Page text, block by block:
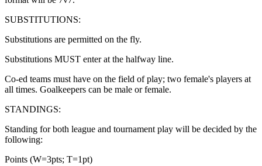
SUBSTITUTIONS:​​​​‌ ‍ ​‍​‍‌‍ ‌ ​‍‌‍‍‌‌‍‌ ‌‍‍‌‌‍ ‍​‍​‍​ ‍‍​‍​‍‌ ​ ‌‍​‌‌‍ ‍‌‍‍‌‌ ‌​‌ ‍‌​‍ ‍‌‍‍‌‌‍ ​‍​‍​‍ ​​‍​‍‌‍‍​‌ ​‍‌‍‌‌‌‍‌‍​‍​‍​ ‍‍​‍​‍‌‍‍​‌ ‌​‌ ‌​‌ ​​‌ ​ ​ ‍‍​‍ ​‍ ‌‍​ ‌‍‍​‌‍‌‌‌‍ ​‌ ​ ‌‍‌‌‌‍​‌‌ ​​‌‍‍‌‌‍‌‌‌ ​‍‌ ​ ​‍ ‍‌ ​ ‌‍​‌‌‍ ‍‌‍‍‌‌ ‌​‌ ‍‌​‍ ‍‌ ​ ‌ ‌​‌ ‌‌‌‍‌​‌‍‍‌‌‍ ​‍ ‌‍‍‌‌‍ ‍‌ ‌​‌‍‌‌‌‍ ‍‌ ‌​​‍ ‌‍‌‌‌‍‌​‌‍‍‌‌ ‌​​‍ ‌‍ ‌‌‍ ‌‍‌​‌‍‌‌​ ‌‌ ​​‌ ​‍‌‍‌‌‌ ​ ‌‍‌‌‌‍ ‍‌ ‌​‌‍​‌‌ ‌​‌‍‍‌‌‍ ‌‍ ‍​ ‍ ‌‍‍‌‌‍‌​​ ‌‌‍​‍​ ‌‌​ ‍​​ ‍‌​ ​‌​ ‍​‌‍‌‍​ ‍​​‍ ‌‌‍​‌‌‍​ ​ ‍​​ ‌​​‍ ‌​ ‌​​ ‌ ‌‍​‍​ ​‌​‍ ‌​ ‍​​ ​​​ ‌‌‌‍‌​​‍ ‌​ ​​​ ‌ ​ ​‌‌‍‌‍​ ​‌​ ‌‌​ ‍​​ ‍‌​ ‍​​ ‌‌​ ‌‌​ ​​​ ‍ ‌ ‌​‌ ‍‌‌ ​​‌‍‌‌​ ‌‌‍‌‍‌‍​‌‌ ​‌​ ‍ ‌ ​​‌‍​‌‌ ‌​‌‍‍​​ ‌‌ ​‍‌‍‍‌‌‍​ ‌‍‍​‌‌‌​‌‍‌‌‌ ‍​‌ ‌​​‍‌‌​ ‌‌‌​​‍‌‌ ‌‍‍ ‌‍‌‌‌ ‍‌​‍‌‌​ ​ ‌​‌​​‍‌‌​ ​ ‌​‌​​‍‌‌​ ​‍​ ​‍​ ‌‌​ ‌​​ ‌‍‌‍‌‌‌‍​‌‌‍​ ​ ‌‍‌‍​ ‌‍​‌​ ​ ​ ‌​‌‍‌‍​‍‌‌​ ​‍​ ​‍​‍‌‌​ ‌‌‌​‌​​‍ ‍‌‍​ ‌‍‍​‌‍‍‌‌‍ ​‌‍‌​‌ ​‍‌‍‌‌‌‍ ‍​‍‌‌​ ‌‌‌​​‍‌‌ ‌‍‍ ‌‍‌‌‌ ‍‌​‍‌‌​ ​ ‌​‌​​‍‌‌​ ​ ‌​‌​​‍‌‌​ ​‍​ ​‍‌‍​‌‌‍‌‍‌‍‌‌‌‍​‌​ ‍​‌‍‌‍‌‍‌‌​ ‌‌​ ‌‍‌‍‌​‌‍‌‌​ ‍‌​‍‌‌​ ​‍​ ​‍​‍‌‌​ ‌‌‌​‌​​‍ ‍‌ ‌​‌‍‌‌‌ ‍​‌ ‌​​ ‌‍​‍‌‍​‌‌ ​ ‌‍‌‌‌‌‌‌‌ ​‍‌‍ ​​ ‌‌‍‍​‌ ‌​‌ ‌​‌ ​​‌ ​ ​‍‌‌​ ​ ‌​​‌​‍‌‌​ ​‍‌​‌‍​‍‌‌​ ​‍‌​‌‍‌‍​ ‌‍‍​‌‍‌‌‌‍ ​‌ ​ ‌‍‌‌‌‍​‌‌ ​​‌‍‍‌‌‍‌‌‌ ​‍‌ ​ ​‍ ‍‌ ​ ‌‍​‌‌‍ ‍‌‍‍‌‌ ‌​‌ ‍‌​‍ ‍‌ ​ ‌ ‌​‌ ‌‌‌‍‌​‌‍‍‌‌‍ ​‍‌‍‌‍‍‌‌‍‌​​ ‌‌‍​‍​ ‌‌​ ‍​​ ‍‌​ ​‌​ ‍​‌‍‌‍​ ‍​​‍ ‌‌‍​‌‌‍​ ​ ‍​​ ‌​​‍ ‌​ ‌​​ ‌ ‌‍​‍​ ​‌​‍ ‌​ ‍​​ ​​​ ‌‌‌‍‌​​‍ ‌​ ​​​ ‌ ​ ​‌‌‍‌‍​ ​‌​ ‌‌​ ‍​​ ‍‌​ ‍​​ ‌‌​ ‌‌​ ​​​‍‌‍‌ ‌​‌ ‍‌‌ ​​‌‍‌‌​ ‌‌‍‌‍‌‍​‌‌ ​‌​‍‌‍‌ ​​‌‍​‌‌ ‌​‌‍‍​​ ‌‌ ​‍‌‍‍‌‌‍​ ‌‍‍​‌‌‌​‌‍‌‌‌ ‍​‌ ‌​​‍‌‌​ ‌‌‌​​‍‌‌ ‌‍‍ ‌‍‌‌‌ ‍‌​‍‌‌​ ​ ‌​‌​​‍‌‌​ ​ ‌​‌​​‍‌‌​ ​‍​ ​‍​ ‌‌​ ‌​​ ‌‍‌‍‌‌‌‍​‌‌‍​ ​ ‌‍‌‍​ ‌‍​‌​ ​ ​ ‌​‌‍‌‍​‍‌‌​ ​‍​ ​‍​‍‌‌​ ‌‌‌​‌​​‍ ‍‌‍​ ‌‍‍​‌‍‍‌‌‍ ​‌‍‌​‌ ​‍‌‍‌‌‌‍ ‍​‍‌‌​ ‌‌‌​​‍‌‌ ‌‍‍ ‌‍‌‌‌ ‍‌​‍‌‌​ ​ ‌​‌​​‍‌‌​ ​ ‌​‌​​‍‌‌​ ​‍​ ​‍‌‍​‌‌‍‌‍‌‍‌‌‌‍​‌​ ‍​‌‍‌‍‌‍‌‌​ ‌‌​ ‌‍‌‍‌​‌‍‌‌​ ‍‌​‍‌‌​ ​‍​ ​‍​‍‌‌​ ‌‌‌​‌​​‍ ‍‌ ‌​‌‍‌‌‌ ‍​‌ ‌​​‍‌‍‌ ​​‌‍‌‌‌ ​‍‌ ​ ‌ ​​‌‍‌‌‌‍​ ‌ ‌​‌‍‍‌‌ ‌‍‌‍‌‌​ ‌‌ ​​‌ ‌‌‌‍​‍‌‍ ​‌‍‍‌‌ ​ ‌‍‍​‌‍‌‌‌‍‌​​‍​‍‌ ‌
Substitutions are permitted on the fly.​​​​‌ ‍ ​‍​‍‌‍ ‌ ​‍‌‍‍‌‌‍‌ ‌‍‍‌‌‍ ‍​‍​‍​ ‍‍​‍​‍‌ ​ ‌‍​‌‌‍ ‍‌‍‍‌‌ ‌​‌ ‍‌​‍ ‍‌‍‍‌‌‍ ​‍​‍​‍ ​​‍​‍‌‍‍​‌ ​‍‌‍‌‌‌‍‌‍​‍​‍​ ‍‍​‍​‍‌‍‍​‌ ‌​‌ ‌​‌ ​​‌ ​ ​ ‍‍​‍ ​‍ ‌‍​ ‌‍‍​‌‍‌‌‌‍ ​‌ ​ ‌‍‌‌‌‍​‌‌ ​​‌‍‍‌‌‍‌‌‌ ​‍‌ ​ ​‍ ‍‌ ​ ‌‍​‌‌‍ ‍‌‍‍‌‌ ‌​‌ ‍‌​‍ ‍‌ ​ ‌ ‌​‌ ‌‌‌‍‌​‌‍‍‌‌‍ ​‍ ‌‍‍‌‌‍ ‍‌ ‌​‌‍‌‌‌‍ ‍‌ ‌​​‍ ‌‍‌‌‌‍‌​‌‍‍‌‌ ‌​​‍ ‌‍ ‌‌‍ ‌‍‌​‌‍‌‌​ ‌‌ ​​‌ ​‍‌‍‌‌‌ ​ ‌‍‌‌‌‍ ‍‌ ‌​‌‍​‌‌ ‌​‌‍‍‌‌‍ ‌‍ ‍​ ‍ ‌‍‍‌‌‍‌​​ ‌‌‍​‍​ ‌‌​ ‍​​ ‍‌​ ​‌​ ‍​‌‍‌‍​ ‍​​‍ ‌‌‍​‌‌‍​ ​ ‍​​ ‌​​‍ ‌​ ‌​​ ‌ ‌‍​‍​ ​‌​‍ ‌​ ‍​​ ​​​ ‌‌‌‍‌​​‍ ‌​ ​​​ ‌ ​ ​‌‌‍‌‍​ ​‌​ ‌‌​ ‍​​ ‍‌​ ‍​​ ‌‌​ ‌‌​ ​​​ ‍ ‌ ‌​‌ ‍‌‌ ​​‌‍‌‌​ ‌‌‍‌‍‌‍​‌‌ ​‌​ ‍ ‌ ​​‌‍​‌‌ ‌​‌‍‍​​ ‌‌ ​‍‌‍‍‌‌‍​ ‌‍‍​‌‌‌​‌‍‌‌‌ ‍​‌ ‌​​‍‌‌​ ‌‌‌​​‍‌‌ ‌‍‍ ‌‍‌‌‌ ‍‌​‍‌‌​ ​ ‌​‌​​‍‌‌​ ​ ‌​‌​​‍‌‌​ ​‍​ ​‍‌‍​ ‌‍‌​​ ‍‌​ ​‍​ ‌‍​ ​‌​ ​​​ ​‌​ ‌​​ ‌​​ ​ ​ ‌ ​‍‌‌​ ​‍​ ​‍​‍‌‌​ ‌‌‌​‌​​‍ ‍‌‍​ ‌‍‍​‌‍‍‌‌‍ ​‌‍‌​‌ ​‍‌‍‌‌‌‍ ‍​‍‌‌​ ‌‌‌​​‍‌‌ ‌‍‍ ‌‍‌‌‌ ‍‌​‍‌‌​ ​ ‌​‌​​‍‌‌​ ​ ‌​‌​​‍‌‌​ ​‍​ ​‍​ ​‍​ ‌‍‌‍‌‍​ ‍‌‌‍‌‌‌‍​‍‌‍​‍‌‍‌‌‌‍‌‌​ ​‍​ ​​​ ​‌​‍‌‌​ ​‍​ ​‍​‍‌‌​ ‌‌‌​‌​​‍ ‍‌ ‌​‌‍‌‌‌ ‍​‌ ‌​​ ‌‍​‍‌‍​‌‌ ​ ‌‍‌‌‌‌‌‌‌ ​‍‌‍ ​​ ‌‌‍‍​‌ ‌​‌ ‌​‌ ​​‌ ​ ​‍‌‌​ ​ ‌​​‌​‍‌‌​ ​‍‌​‌‍​‍‌‌​ ​‍‌​‌‍‌‍​ ‌‍‍​‌‍‌‌‌‍ ​‌ ​ ‌‍‌‌‌‍​‌‌ ​​‌‍‍‌‌‍‌‌‌ ​‍‌ ​ ​‍ ‍‌ ​ ‌‍​‌‌‍ ‍‌‍‍‌‌ ‌​‌ ‍‌​‍ ‍‌ ​ ‌ ‌​‌ ‌‌‌‍‌​‌‍‍‌‌‍ ​‍‌‍‌‍‍‌‌‍‌​​ ‌‌‍​‍​ ‌‌​ ‍​​ ‍‌​ ​‌​ ‍​‌‍‌‍​ ‍​​‍ ‌‌‍​‌‌‍​ ​ ‍​​ ‌​​‍ ‌​ ‌​​ ‌ ‌‍​‍​ ​‌​‍ ‌​ ‍​​ ​​​ ‌‌‌‍‌​​‍ ‌​ ​​​ ‌ ​ ​‌‌‍‌‍​ ​‌​ ‌‌​ ‍​​ ‍‌​ ‍​​ ‌‌​ ‌‌​ ​​​‍‌‍‌ ‌​‌ ‍‌‌ ​​‌‍‌‌​ ‌‌‍‌‍‌‍​‌‌ ​‌​‍‌‍‌ ​​‌‍​‌‌ ‌​‌‍‍​​ ‌‌ ​‍‌‍‍‌‌‍​ ‌‍‍​‌‌‌​‌‍‌‌‌ ‍​‌ ‌​​‍‌‌​ ‌‌‌​​‍‌‌ ‌‍‍ ‌‍‌‌‌ ‍‌​‍‌‌​ ​ ‌​‌​​‍‌‌​ ​ ‌​‌​​‍‌‌​ ​‍​ ​‍‌‍​ ‌‍‌​​ ‍‌​ ​‍​ ‌‍​ ​‌​ ​​​ ​‌​ ‌​​ ‌​​ ​ ​ ‌ ​‍‌‌​ ​‍​ ​‍​‍‌‌​ ‌‌‌​‌​​‍ ‍‌‍​ ‌‍‍​‌‍‍‌‌‍ ​‌‍‌​‌ ​‍‌‍‌‌‌‍ ‍​‍‌‌​ ‌‌‌​​‍‌‌ ‌‍‍ ‌‍‌‌‌ ‍‌​‍‌‌​ ​ ‌​‌​​‍‌‌​ ​ ‌​‌​​‍‌‌​ ​‍​ ​‍​ ​‍​ ‌‍‌‍‌‍​ ‍‌‌‍‌‌‌‍​‍‌‍​‍‌‍‌‌‌‍‌‌​ ​‍​ ​​​ ​‌​‍‌‌​ ​‍​ ​‍​‍‌‌​ ‌‌‌​‌​​‍ ‍‌ ‌​‌‍‌‌‌ ‍​‌ ‌​​‍‌‍‌ ​​‌‍‌‌‌ ​‍‌ ​ ‌ ​​‌‍‌‌‌‍​ ‌ ‌​‌‍‍‌‌ ‌‍‌‍‌‌​ ‌‌ ​​‌ ‌‌‌‍​‍‌‍ ​‌‍‍‌‌ ​ ‌‍‍​‌‍‌‌‌‍‌​​‍​‍‌ ‌
Substitutions MUST enter at the halfway line.​​​​‌ ‍ ​‍​‍‌‍ ‌ ​‍‌‍‍‌‌‍‌ ‌‍‍‌‌‍ ‍​‍​‍​ ‍‍​‍​‍‌ ​ ‌‍​‌‌‍ ‍‌‍‍‌‌ ‌​‌ ‍‌​‍ ‍‌‍‍‌‌‍ ​‍​‍​‍ ​​‍​‍‌‍‍​‌ ​‍‌‍‌‌‌‍‌‍​‍​‍​ ‍‍​‍​‍‌‍‍​‌ ‌​‌ ‌​‌ ​​‌ ​ ​ ‍‍​‍ ​‍ ‌‍​ ‌‍‍​‌‍‌‌‌‍ ​‌ ​ ‌‍‌‌‌‍​‌‌ ​​‌‍‍‌‌‍‌‌‌ ​‍‌ ​ ​‍ ‍‌ ​ ‌‍​‌‌‍ ‍‌‍‍‌‌ ‌​‌ ‍‌​‍ ‍‌ ​ ‌ ‌​‌ ‌‌‌‍‌​‌‍‍‌‌‍ ​‍ ‌‍‍‌‌‍ ‍‌ ‌​‌‍‌‌‌‍ ‍‌ ‌​​‍ ‌‍‌‌‌‍‌​‌‍‍‌‌ ‌​​‍ ‌‍ ‌‌‍ ‌‍‌​‌‍‌‌​ ‌‌ ​​‌ ​‍‌‍‌‌‌ ​ ‌‍‌‌‌‍ ‍‌ ‌​‌‍​‌‌ ‌​‌‍‍‌‌‍ ‌‍ ‍​ ‍ ‌‍‍‌‌‍‌​​ ‌‌‍​‍​ ‌‌​ ‍​​ ‍‌​ ​‌​ ‍​‌‍‌‍​ ‍​​‍ ‌‌‍​‌‌‍​ ​ ‍​​ ‌​​‍ ‌​ ‌​​ ‌ ‌‍​‍​ ​‌​‍ ‌​ ‍​​ ​​​ ‌‌‌‍‌​​‍ ‌​ ​​​ ‌ ​ ​‌‌‍‌‍​ ​‌​ ‌‌​ ‍​​ ‍‌​ ‍​​ ‌‌​ ‌‌​ ​​​ ‍ ‌ ‌​‌ ‍‌‌ ​​‌‍‌‌​ ‌‌‍‌‍‌‍​‌‌ ​‌​ ‍ ‌ ​​‌‍​‌‌ ‌​‌‍‍​​ ‌‌ ​‍‌‍‍‌‌‍​ ‌‍‍​‌‌‌​‌‍‌‌‌ ‍​‌ ‌​​‍‌‌​ ‌‌‌​​‍‌‌ ‌‍‍ ‌‍‌‌‌ ‍‌​‍‌‌​ ​ ‌​‌​​‍‌‌​ ​ ‌​‌​​‍‌‌​ ​‍​ ​‍​ ‍​​ ​​​ ​‌‌‍‌‌​ ‌‌​ ‍​​ ‍​​ ‌‌‌‍‌‍​ ‍‌​ ​‌​ ‌ ​‍‌‌​ ​‍​ ​‍​‍‌‌​ ‌‌‌​‌​​‍ ‍‌‍​ ‌‍‍​‌‍‍‌‌‍ ​‌‍‌​‌ ​‍‌‍‌‌‌‍ ‍​‍‌‌​ ‌‌‌​​‍‌‌ ‌‍‍ ‌‍‌‌‌ ‍‌​‍‌‌​ ​ ‌​‌​​‍‌‌​ ​ ‌​‌​​‍‌‌​ ​‍​ ​‍​ ​‍​ ‍​​ ‌ ​ ‌ ‌‍‌‍​ ​‍‌‍​‍‌‍​‍‌‍‌‍‌‍‌‌​ ‌‌​ ​‌​‍‌‌​ ​‍​ ​‍​‍‌‌​ ‌‌‌​‌​​‍ ‍‌ ‌​‌‍‌‌‌ ‍​‌ ‌​​ ‌‍​‍‌‍​‌‌ ​ ‌‍‌‌‌‌‌‌‌ ​‍‌‍ ​​ ‌‌‍‍​‌ ‌​‌ ‌​‌ ​​‌ ​ ​‍‌‌​ ​ ‌​​‌​‍‌‌​ ​‍‌​‌‍​‍‌‌​ ​‍‌​‌‍‌‍​ ‌‍‍​‌‍‌‌‌‍ ​‌ ​ ‌‍‌‌‌‍​‌‌ ​​‌‍‍‌‌‍‌‌‌ ​‍‌ ​ ​‍ ‍‌ ​ ‌‍​‌‌‍ ‍‌‍‍‌‌ ‌​‌ ‍‌​‍ ‍‌ ​ ‌ ‌​‌ ‌‌‌‍‌​‌‍‍‌‌‍ ​‍‌‍‌‍‍‌‌‍‌​​ ‌‌‍​‍​ ‌‌​ ‍​​ ‍‌​ ​‌​ ‍​‌‍‌‍​ ‍​​‍ ‌‌‍​‌‌‍​ ​ ‍​​ ‌​​‍ ‌​ ‌​​ ‌ ‌‍​‍​ ​‌​‍ ‌​ ‍​​ ​​​ ‌‌‌‍‌​​‍ ‌​ ​​​ ‌ ​ ​‌‌‍‌‍​ ​‌​ ‌‌​ ‍​​ ‍‌​ ‍​​ ‌‌​ ‌‌​ ​​​‍‌‍‌ ‌​‌ ‍‌‌ ​​‌‍‌‌​ ‌‌‍‌‍‌‍​‌‌ ​‌​‍‌‍‌ ​​‌‍​‌‌ ‌​‌‍‍​​ ‌‌ ​‍‌‍‍‌‌‍​ ‌‍‍​‌‌‌​‌‍‌‌‌ ‍​‌ ‌​​‍‌‌​ ‌‌‌​​‍‌‌ ‌‍‍ ‌‍‌‌‌ ‍‌​‍‌‌​ ​ ‌​‌​​‍‌‌​ ​ ‌​‌​​‍‌‌​ ​‍​ ​‍​ ‍​​ ​​​ ​‌‌‍‌‌​ ‌‌​ ‍​​ ‍​​ ‌‌‌‍‌‍​ ‍‌​ ​‌​ ‌ ​‍‌‌​ ​‍​ ​‍​‍‌‌​ ‌‌‌​‌​​‍ ‍‌‍​ ‌‍‍​‌‍‍‌‌‍ ​‌‍‌​‌ ​‍‌‍‌‌‌‍ ‍​‍‌‌​ ‌‌‌​​‍‌‌ ‌‍‍ ‌‍‌‌‌ ‍‌​‍‌‌​ ​ ‌​‌​​‍‌‌​ ​ ‌​‌​​‍‌‌​ ​‍​ ​‍​ ​‍​ ‍​​ ‌ ​ ‌ ‌‍‌‍​ ​‍‌‍​‍‌‍​‍‌‍‌‍‌‍‌‌​ ‌‌​ ​‌​‍‌‌​ ​‍​ ​‍​‍‌‌​ ‌‌‌​‌​​‍ ‍‌ ‌​‌‍‌‌‌ ‍​‌ ‌​​‍‌‍‌ ​​‌‍‌‌‌ ​‍‌ ​ ‌ ​​‌‍‌‌‌‍​ ‌ ‌​‌‍‍‌‌ ‌‍‌‍‌‌​ ‌‌ ​​‌ ‌‌‌‍​‍‌‍ ​‌‍‍‌‌ ​ ‌‍‍​‌‍‌‌‌‍‌​​‍​‍‌ ‌
Co-ed teams must have on the field of play; two female's players at
all times. Goalkeepers can be male or female.​​​​‌ ‍ ​‍​‍‌‍ ‌ ​‍‌‍‍‌‌‍‌ ‌‍‍‌‌‍ ‍​‍​‍​ ‍‍​‍​‍‌ ​ ‌‍​‌‌‍ ‍‌‍‍‌‌ ‌​‌ ‍‌​‍ ‍‌‍‍‌‌‍ ​‍​‍​‍ ​​‍​‍‌‍‍​‌ ​‍‌‍‌‌‌‍‌‍​‍​‍​ ‍‍​‍​‍‌‍‍​‌ ‌​‌ ‌​‌ ​​‌ ​ ​ ‍‍​‍ ​‍ ‌‍​ ‌‍‍​‌‍‌‌‌‍ ​‌ ​ ‌‍‌‌‌‍​‌‌ ​​‌‍‍‌‌‍‌‌‌ ​‍‌ ​ ​‍ ‍‌ ​ ‌‍​‌‌‍ ‍‌‍‍‌‌ ‌​‌ ‍‌​‍ ‍‌ ​ ‌ ‌​‌ ‌‌‌‍‌​‌‍‍‌‌‍ ​‍ ‌‍‍‌‌‍ ‍‌ ‌​‌‍‌‌‌‍ ‍‌ ‌​​‍ ‌‍‌‌‌‍‌​‌‍‍‌‌ ‌​​‍ ‌‍ ‌‌‍ ‌‍‌​‌‍‌‌​ ‌‌ ​​‌ ​‍‌‍‌‌‌ ​ ‌‍‌‌‌‍ ‍‌ ‌​‌‍​‌‌ ‌​‌‍‍‌‌‍ ‌‍ ‍​ ‍ ‌‍‍‌‌‍‌​​ ‌‌‍​‍​ ‌‌​ ‍​​ ‍‌​ ​‌​ ‍​‌‍‌‍​ ‍​​‍ ‌‌‍​‌‌‍​ ​ ‍​​ ‌​​‍ ‌​ ‌​​ ‌ ‌‍​‍​ ​‌​‍ ‌​ ‍​​ ​​​ ‌‌‌‍‌​​‍ ‌​ ​​​ ‌ ​ ​‌‌‍‌‍​ ​‌​ ‌‌​ ‍​​ ‍‌​ ‍​​ ‌‌​ ‌‌​ ​​​ ‍ ‌ ‌​‌ ‍‌‌ ​​‌‍‌‌​ ‌‌‍‌‍‌‍​‌‌ ​‌​ ‍ ‌ ​​‌‍​‌‌ ‌​‌‍‍​​ ‌‌ ​‍‌‍‍‌‌‍​ ‌‍‍​‌‌‌​‌‍‌‌‌ ‍​‌ ‌​​‍‌‌​ ‌‌‌​​‍‌‌ ‌‍‍ ‌‍‌‌‌ ‍‌​‍‌‌​ ​ ‌​‌​​‍‌‌​ ​ ‌​‌​​‍‌‌​ ​‍​ ​‍​ ‌ ‌‍​‍​ ‌‌‌‍​‍​ ​ ​ ‌‌​ ​‍​ ‍​​ ‌ ​ ‍‌​ ​ ​ ‍​​‍‌‌​ ​‍​ ​‍​‍‌‌​ ‌‌‌​‌​​‍ ‍‌‍​ ‌‍‍​‌‍‍‌‌‍ ​‌‍‌​‌ ​‍‌‍‌‌‌‍ ‍​‍‌‌​ ‌‌‌​​‍‌‌ ‌‍‍ ‌‍‌‌‌ ‍‌​‍‌‌​ ​ ‌​‌​​‍‌‌​ ​ ‌​‌​​‍‌‌​ ​‍​ ​‍​ ‍‌‌‍‌‍​ ​ ​ ‍​​ ​‍‌‍‌‍​ ‍​​ ​ ​ ‌ ​ ‍‌​ ‌​​ ‍​​‍‌‌​ ​‍​ ​‍​‍‌‌​ ‌‌‌​‌​​‍ ‍‌ ‌​‌‍‌‌‌ ‍​‌ ‌​​ ‌‍​‍‌‍​‌‌ ​ ‌‍‌‌‌‌‌‌‌ ​‍‌‍ ​​ ‌‌‍‍​‌ ‌​‌ ‌​‌ ​​‌ ​ ​‍‌‌​ ​ ‌​​‌​‍‌‌​ ​‍‌​‌‍​‍‌‌​ ​‍‌​‌‍‌‍​ ‌‍‍​‌‍‌‌‌‍ ​‌ ​ ‌‍‌‌‌‍​‌‌ ​​‌‍‍‌‌‍‌‌‌ ​‍‌ ​ ​‍ ‍‌ ​ ‌‍​‌‌‍ ‍‌‍‍‌‌ ‌​‌ ‍‌​‍ ‍‌ ​ ‌ ‌​‌ ‌‌‌‍‌​‌‍‍‌‌‍ ​‍‌‍‌‍‍‌‌‍‌​​ ‌‌‍​‍​ ‌‌​ ‍​​ ‍‌​ ​‌​ ‍​‌‍‌‍​ ‍​​‍ ‌‌‍​‌‌‍​ ​ ‍​​ ‌​​‍ ‌​ ‌​​ ‌ ‌‍​‍​ ​‌​‍ ‌​ ‍​​ ​​​ ‌‌‌‍‌​​‍ ‌​ ​​​ ‌ ​ ​‌‌‍‌‍​ ​‌​ ‌‌​ ‍​​ ‍‌​ ‍​​ ‌‌​ ‌‌​ ​​​‍‌‍‌ ‌​‌ ‍‌‌ ​​‌‍‌‌​ ‌‌‍‌‍‌‍​‌‌ ​‌​‍‌‍‌ ​​‌‍​‌‌ ‌​‌‍‍​​ ‌‌ ​‍‌‍‍‌‌‍​ ‌‍‍​‌‌‌​‌‍‌‌‌ ‍​‌ ‌​​‍‌‌​ ‌‌‌​​‍‌‌ ‌‍‍ ‌‍‌‌‌ ‍‌​‍‌‌​ ​ ‌​‌​​‍‌‌​ ​ ‌​‌​​‍‌‌​ ​‍​ ​‍​ ‌ ‌‍​‍​ ‌‌‌‍​‍​ ​ ​ ‌‌​ ​‍​ ‍​​ ‌ ​ ‍‌​ ​ ​ ‍​​‍‌‌​ ​‍​ ​‍​‍‌‌​ ‌‌‌​‌​​‍ ‍‌‍​ ‌‍‍​‌‍‍‌‌‍ ​‌‍‌​‌ ​‍‌‍‌‌‌‍ ‍​‍‌‌​ ‌‌‌​​‍‌‌ ‌‍‍ ‌‍‌‌‌ ‍‌​‍‌‌​ ​ ‌​‌​​‍‌‌​ ​ ‌​‌​​‍‌‌​ ​‍​ ​‍​ ‍‌‌‍‌‍​ ​ ​ ‍​​ ​‍‌‍‌‍​ ‍​​ ​ ​ ‌ ​ ‍‌​ ‌​​ ‍​​‍‌‌​ ​‍​ ​‍​‍‌‌​ ‌‌‌​‌​​‍ ‍‌ ‌​‌‍‌‌‌ ‍​‌ ‌​​‍‌‍‌ ​​‌‍‌‌‌ ​‍‌ ​ ‌ ​​‌‍‌‌‌‍​ ‌ ‌​‌‍‍‌‌ ‌‍‌‍‌‌​ ‌‌ ​​‌ ‌‌‌‍​‍‌‍ ​‌‍‍‌‌ ​ ‌‍‍​‌‍‌‌‌‍‌​​‍​‍‌ ‌
STANDINGS:​​​​‌ ‍ ​‍​‍‌‍ ‌ ​‍‌‍‍‌‌‍‌ ‌‍‍‌‌‍ ‍​‍​‍​ ‍‍​‍​‍‌ ​ ‌‍​‌‌‍ ‍‌‍‍‌‌ ‌​‌ ‍‌​‍ ‍‌‍‍‌‌‍ ​‍​‍​‍ ​​‍​‍‌‍‍​‌ ​‍‌‍‌‌‌‍‌‍​‍​‍​ ‍‍​‍​‍‌‍‍​‌ ‌​‌ ‌​‌ ​​‌ ​ ​ ‍‍​‍ ​‍ ‌‍​ ‌‍‍​‌‍‌‌‌‍ ​‌ ​ ‌‍‌‌‌‍​‌‌ ​​‌‍‍‌‌‍‌‌‌ ​‍‌ ​ ​‍ ‍‌ ​ ‌‍​‌‌‍ ‍‌‍‍‌‌ ‌​‌ ‍‌​‍ ‍‌ ​ ‌ ‌​‌ ‌‌‌‍‌​‌‍‍‌‌‍ ​‍ ‌‍‍‌‌‍ ‍‌ ‌​‌‍‌‌‌‍ ‍‌ ‌​​‍ ‌‍‌‌‌‍‌​‌‍‍‌‌ ‌​​‍ ‌‍ ‌‌‍ ‌‍‌​‌‍‌‌​ ‌‌ ​​‌ ​‍‌‍‌‌‌ ​ ‌‍‌‌‌‍ ‍‌ ‌​‌‍​‌‌ ‌​‌‍‍‌‌‍ ‌‍ ‍​ ‍ ‌‍‍‌‌‍‌​​ ‌‌‍​‍​ ‌‌​ ‍​​ ‍‌​ ​‌​ ‍​‌‍‌‍​ ‍​​‍ ‌‌‍​‌‌‍​ ​ ‍​​ ‌​​‍ ‌​ ‌​​ ‌ ‌‍​‍​ ​‌​‍ ‌​ ‍​​ ​​​ ‌‌‌‍‌​​‍ ‌​ ​​​ ‌ ​ ​‌‌‍‌‍​ ​‌​ ‌‌​ ‍​​ ‍‌​ ‍​​ ‌‌​ ‌‌​ ​​​ ‍ ‌ ‌​‌ ‍‌‌ ​​‌‍‌‌​ ‌‌‍‌‍‌‍​‌‌ ​‌​ ‍ ‌ ​​‌‍​‌‌ ‌​‌‍‍​​ ‌‌ ​‍‌‍‍‌‌‍​ ‌‍‍​‌‌‌​‌‍‌‌‌ ‍​‌ ‌​​‍‌‌​ ‌‌‌​​‍‌‌ ‌‍‍ ‌‍‌‌‌ ‍‌​‍‌‌​ ​ ‌​‌​​‍‌‌​ ​ ‌​‌​​‍‌‌​ ​‍​ ​‍​ ‌​‌‍‌‍​ ‌‌‌‍​ ‌‍‌‌‌‍​‌​ ​‌​ ‍​‌‍​‍​ ​​​ ‌‌​ ‍​​‍‌‌​ ​‍​ ​‍​‍‌‌​ ‌‌‌​‌​​‍ ‍‌‍​ ‌‍‍​‌‍‍‌‌‍ ​‌‍‌​‌ ​‍‌‍‌‌‌‍ ‍​‍‌‌​ ‌‌‌​​‍‌‌ ‌‍‍ ‌‍‌‌‌ ‍‌​‍‌‌​ ​ ‌​‌​​‍‌‌​ ​ ‌​‌​​‍‌‌​ ​‍​ ​‍‌‍​‌‌‍​ ​ ​‍​ ‌‍‌‍​‍​ ​‌​ ​ ​ ‍‌‌‍‌‌​ ​‌​ ​‍​ ‌​​‍‌‌​ ​‍​ ​‍​‍‌‌​ ‌‌‌​‌​​‍ ‍‌ ‌​‌‍‌‌‌ ‍​‌ ‌​​ ‌‍​‍‌‍​‌‌ ​ ‌‍‌‌‌‌‌‌‌ ​‍‌‍ ​​ ‌‌‍‍​‌ ‌​‌ ‌​‌ ​​‌ ​ ​‍‌‌​ ​ ‌​​‌​‍‌‌​ ​‍‌​‌‍​‍‌‌​ ​‍‌​‌‍‌‍​ ‌‍‍​‌‍‌‌‌‍ ​‌ ​ ‌‍‌‌‌‍​‌‌ ​​‌‍‍‌‌‍‌‌‌ ​‍‌ ​ ​‍ ‍‌ ​ ‌‍​‌‌‍ ‍‌‍‍‌‌ ‌​‌ ‍‌​‍ ‍‌ ​ ‌ ‌​‌ ‌‌‌‍‌​‌‍‍‌‌‍ ​‍‌‍‌‍‍‌‌‍‌​​ ‌‌‍​‍​ ‌‌​ ‍​​ ‍‌​ ​‌​ ‍​‌‍‌‍​ ‍​​‍ ‌‌‍​‌‌‍​ ​ ‍​​ ‌​​‍ ‌​ ‌​​ ‌ ‌‍​‍​ ​‌​‍ ‌​ ‍​​ ​​​ ‌‌‌‍‌​​‍ ‌​ ​​​ ‌ ​ ​‌‌‍‌‍​ ​‌​ ‌‌​ ‍​​ ‍‌​ ‍​​ ‌‌​ ‌‌​ ​​​‍‌‍‌ ‌​‌ ‍‌‌ ​​‌‍‌‌​ ‌‌‍‌‍‌‍​‌‌ ​‌​‍‌‍‌ ​​‌‍​‌‌ ‌​‌‍‍​​ ‌‌ ​‍‌‍‍‌‌‍​ ‌‍‍​‌‌‌​‌‍‌‌‌ ‍​‌ ‌​​‍‌‌​ ‌‌‌​​‍‌‌ ‌‍‍ ‌‍‌‌‌ ‍‌​‍‌‌​ ​ ‌​‌​​‍‌‌​ ​ ‌​‌​​‍‌‌​ ​‍​ ​‍​ ‌​‌‍‌‍​ ‌‌‌‍​ ‌‍‌‌‌‍​‌​ ​‌​ ‍​‌‍​‍​ ​​​ ‌‌​ ‍​​‍‌‌​ ​‍​ ​‍​‍‌‌​ ‌‌‌​‌​​‍ ‍‌‍​ ‌‍‍​‌‍‍‌‌‍ ​‌‍‌​‌ ​‍‌‍‌‌‌‍ ‍​‍‌‌​ ‌‌‌​​‍‌‌ ‌‍‍ ‌‍‌‌‌ ‍‌​‍‌‌​ ​ ‌​‌​​‍‌‌​ ​ ‌​‌​​‍‌‌​ ​‍​ ​‍‌‍​‌‌‍​ ​ ​‍​ ‌‍‌‍​‍​ ​‌​ ​ ​ ‍‌‌‍‌‌​ ​‌​ ​‍​ ‌​​‍‌‌​ ​‍​ ​‍​‍‌‌​ ‌‌‌​‌​​‍ ‍‌ ‌​‌‍‌‌‌ ‍​‌ ‌​​‍‌‍‌ ​​‌‍‌‌‌ ​‍‌ ​ ‌ ​​‌‍‌‌‌‍​ ‌ ‌​‌‍‍‌‌ ‌‍‌‍‌‌​ ‌‌ ​​‌ ‌‌‌‍​‍‌‍ ​‌‍‍‌‌ ​ ‌‍‍​‌‍‌‌‌‍‌​​‍​‍‌ ‌
Standing for both league and tournament play will be decided by the
following:​​​​‌ ‍ ​‍​‍‌‍ ‌ ​‍‌‍‍‌‌‍‌ ‌‍‍‌‌‍ ‍​‍​‍​ ‍‍​‍​‍‌ ​ ‌‍​‌‌‍ ‍‌‍‍‌‌ ‌​‌ ‍‌​‍ ‍‌‍‍‌‌‍ ​‍​‍​‍ ​​‍​‍‌‍‍​‌ ​‍‌‍‌‌‌‍‌‍​‍​‍​ ‍‍​‍​‍‌‍‍​‌ ‌​‌ ‌​‌ ​​‌ ​ ​ ‍‍​‍ ​‍ ‌‍​ ‌‍‍​‌‍‌‌‌‍ ​‌ ​ ‌‍‌‌‌‍​‌‌ ​​‌‍‍‌‌‍‌‌‌ ​‍‌ ​ ​‍ ‍‌ ​ ‌‍​‌‌‍ ‍‌‍‍‌‌ ‌​‌ ‍‌​‍ ‍‌ ​ ‌ ‌​‌ ‌‌‌‍‌​‌‍‍‌‌‍ ​‍ ‌‍‍‌‌‍ ‍‌ ‌​‌‍‌‌‌‍ ‍‌ ‌​​‍ ‌‍‌‌‌‍‌​‌‍‍‌‌ ‌​​‍ ‌‍ ‌‌‍ ‌‍‌​‌‍‌‌​ ‌‌ ​​‌ ​‍‌‍‌‌‌ ​ ‌‍‌‌‌‍ ‍‌ ‌​‌‍​‌‌ ‌​‌‍‍‌‌‍ ‌‍ ‍​ ‍ ‌‍‍‌‌‍‌​​ ‌‌‍​‍​ ‌‌​ ‍​​ ‍‌​ ​‌​ ‍​‌‍‌‍​ ‍​​‍ ‌‌‍​‌‌‍​ ​ ‍​​ ‌​​‍ ‌​ ‌​​ ‌ ‌‍​‍​ ​‌​‍ ‌​ ‍​​ ​​​ ‌‌‌‍‌​​‍ ‌​ ​​​ ‌ ​ ​‌‌‍‌‍​ ​‌​ ‌‌​ ‍​​ ‍‌​ ‍​​ ‌‌​ ‌‌​ ​​​ ‍ ‌ ‌​‌ ‍‌‌ ​​‌‍‌‌​ ‌‌‍‌‍‌‍​‌‌ ​‌​ ‍ ‌ ​​‌‍​‌‌ ‌​‌‍‍​​ ‌‌ ​‍‌‍‍‌‌‍​ ‌‍‍​‌‌‌​‌‍‌‌‌ ‍​‌ ‌​​‍‌‌​ ‌‌‌​​‍‌‌ ‌‍‍ ‌‍‌‌‌ ‍‌​‍‌‌​ ​ ‌​‌​​‍‌‌​ ​ ‌​‌​​‍‌‌​ ​‍​ ​‍​ ‌​​ ‍‌​ ​‌‌‍‌‍‌‍‌​​ ‍​​ ‌‌‌‍‌‍​ ​ ‌‍‌‍​ ​‍​ ‍​​‍‌‌​ ​‍​ ​‍​‍‌‌​ ‌‌‌​‌​​‍ ‍‌‍​ ‌‍‍​‌‍‍‌‌‍ ​‌‍‌​‌ ​‍‌‍‌‌‌‍ ‍​‍‌‌​ ‌‌‌​​‍‌‌ ‌‍‍ ‌‍‌‌‌ ‍‌​‍‌‌​ ​ ‌​‌​​‍‌‌​ ​ ‌​‌​​‍‌‌​ ​‍​ ​‍​ ‌‍​ ‍‌​ ‍‌‌‍​ ‌‍‌​‌‍‌‍​ ​‍​ ‌‌​ ‌ ​ ‍‌​ ​​​ ‌​​‍‌‌​ ​‍​ ​‍​‍‌‌​ ‌‌‌​‌​​‍ ‍‌ ‌​‌‍‌‌‌ ‍​‌ ‌​​ ‌‍​‍‌‍​‌‌ ​ ‌‍‌‌‌‌‌‌‌ ​‍‌‍ ​​ ‌‌‍‍​‌ ‌​‌ ‌​‌ ​​‌ ​ ​‍‌‌​ ​ ‌​​‌​‍‌‌​ ​‍‌​‌‍​‍‌‌​ ​‍‌​‌‍‌‍​ ‌‍‍​‌‍‌‌‌‍ ​‌ ​ ‌‍‌‌‌‍​‌‌ ​​‌‍‍‌‌‍‌‌‌ ​‍‌ ​ ​‍ ‍‌ ​ ‌‍​‌‌‍ ‍‌‍‍‌‌ ‌​‌ ‍‌​‍ ‍‌ ​ ‌ ‌​‌ ‌‌‌‍‌​‌‍‍‌‌‍ ​‍‌‍‌‍‍‌‌‍‌​​ ‌‌‍​‍​ ‌‌​ ‍​​ ‍‌​ ​‌​ ‍​‌‍‌‍​ ‍​​‍ ‌‌‍​‌‌‍​ ​ ‍​​ ‌​​‍ ‌​ ‌​​ ‌ ‌‍​‍​ ​‌​‍ ‌​ ‍​​ ​​​ ‌‌‌‍‌​​‍ ‌​ ​​​ ‌ ​ ​‌‌‍‌‍​ ​‌​ ‌‌​ ‍​​ ‍‌​ ‍​​ ‌‌​ ‌‌​ ​​​‍‌‍‌ ‌​‌ ‍‌‌ ​​‌‍‌‌​ ‌‌‍‌‍‌‍​‌‌ ​‌​‍‌‍‌ ​​‌‍​‌‌ ‌​‌‍‍​​ ‌‌ ​‍‌‍‍‌‌‍​ ‌‍‍​‌‌‌​‌‍‌‌‌ ‍​‌ ‌​​‍‌‌​ ‌‌‌​​‍‌‌ ‌‍‍ ‌‍‌‌‌ ‍‌​‍‌‌​ ​ ‌​‌​​‍‌‌​ ​ ‌​‌​​‍‌‌​ ​‍​ ​‍​ ‌​​ ‍‌​ ​‌‌‍‌‍‌‍‌​​ ‍​​ ‌‌‌‍‌‍​ ​ ‌‍‌‍​ ​‍​ ‍​​‍‌‌​ ​‍​ ​‍​‍‌‌​ ‌‌‌​‌​​‍ ‍‌‍​ ‌‍‍​‌‍‍‌‌‍ ​‌‍‌​‌ ​‍‌‍‌‌‌‍ ‍​‍‌‌​ ‌‌‌​​‍‌‌ ‌‍‍ ‌‍‌‌‌ ‍‌​‍‌‌​ ​ ‌​‌​​‍‌‌​ ​ ‌​‌​​‍‌‌​ ​‍​ ​‍​ ‌‍​ ‍‌​ ‍‌‌‍​ ‌‍‌​‌‍‌‍​ ​‍​ ‌‌​ ‌ ​ ‍‌​ ​​​ ‌​​‍‌‌​ ​‍​ ​‍​‍‌‌​ ‌‌‌​‌​​‍ ‍‌ ‌​‌‍‌‌‌ ‍​‌ ‌​​‍‌‍‌ ​​‌‍‌‌‌ ​‍‌ ​ ‌ ​​‌‍‌‌‌‍​ ‌ ‌​‌‍‍‌‌ ‌‍‌‍‌‌​ ‌‌ ​​‌ ‌‌‌‍​‍‌‍ ​‌‍‍‌‌ ​ ‌‍‍​‌‍‌‌‌‍‌​​‍​‍‌ ‌
Points (W=3pts; T=1pt)​​​​‌ ‍ ​‍​‍‌‍ ‌ ​‍‌‍‍‌‌‍‌ ‌‍‍‌‌‍ ‍​‍​‍​ ‍‍​‍​‍‌ ​ ‌‍​‌‌‍ ‍‌‍‍‌‌ ‌​‌ ‍‌​‍ ‍‌‍‍‌‌‍ ​‍​‍​‍ ​​‍​‍‌‍‍​‌ ​‍‌‍‌‌‌‍‌‍​‍​‍​ ‍‍​‍​‍‌‍‍​‌ ‌​‌ ‌​‌ ​​‌ ​ ​ ‍‍​‍ ​‍ ‌‍​ ‌‍‍​‌‍‌‌‌‍ ​‌ ​ ‌‍‌‌‌‍​‌‌ ​​‌‍‍‌‌‍‌‌‌ ​‍‌ ​ ​‍ ‍‌ ​ ‌‍​‌‌‍ ‍‌‍‍‌‌ ‌​‌ ‍‌​‍ ‍‌ ​ ‌ ‌​‌ ‌‌‌‍‌​‌‍‍‌‌‍ ​‍ ‌‍‍‌‌‍ ‍‌ ‌​‌‍‌‌‌‍ ‍‌ ‌​​‍ ‌‍‌‌‌‍‌​‌‍‍‌‌ ‌​​‍ ‌‍ ‌‌‍ ‌‍‌​‌‍‌‌​ ‌‌ ​​‌ ​‍‌‍‌‌‌ ​ ‌‍‌‌‌‍ ‍‌ ‌​‌‍​‌‌ ‌​‌‍‍‌‌‍ ‌‍ ‍​ ‍ ‌‍‍‌‌‍‌​​ ‌‌‍​‍​ ‌‌​ ‍​​ ‍‌​ ​‌​ ‍​‌‍‌‍​ ‍​​‍ ‌‌‍​‌‌‍​ ​ ‍​​ ‌​​‍ ‌​ ‌​​ ‌ ‌‍​‍​ ​‌​‍ ‌​ ‍​​ ​​​ ‌‌‌‍‌​​‍ ‌​ ​​​ ‌ ​ ​‌‌‍‌‍​ ​‌​ ‌‌​ ‍​​ ‍‌​ ‍​​ ‌‌​ ‌‌​ ​​​ ‍ ‌ ‌​‌ ‍‌‌ ​​‌‍‌‌​ ‌‌‍‌‍‌‍​‌‌ ​‌​ ‍ ‌ ​​‌‍​‌‌ ‌​‌‍‍​​ ‌‌ ​‍‌‍‍‌‌‍​ ‌‍‍​‌‌‌​‌‍‌‌‌ ‍​‌ ‌​​‍‌‌​ ‌‌‌​​‍‌‌ ‌‍‍ ‌‍‌‌‌ ‍‌​‍‌‌​ ​ ‌​‌​​‍‌‌​ ​ ‌​‌​​‍‌‌​ ​‍​ ​‍‌‍‌​​ ‌‍​ ​‌​ ‍​​ ​ ​ ‌‌‌‍​ ​ ​​‌‍‌‍​ ‌‍‌‍‌‍‌‍‌‍​‍‌‌​ ​‍​ ​‍​‍‌‌​ ‌‌‌​‌​​‍ ‍‌‍​ ‌‍‍​‌‍‍‌‌‍ ​‌‍‌​‌ ​‍‌‍‌‌‌‍ ‍​‍‌‌​ ‌‌‌​​‍‌‌ ‌‍‍ ‌‍‌‌‌ ‍‌​‍‌‌​ ​ ‌​‌​​‍‌‌​ ​ ‌​‌​​‍‌‌​ ​‍​ ​‍​ ​‌​ ‍​​ ​ ​ ​‌‌‍​‍​ ​‍​ ‌‍​ ‌​‌‍‌​​ ‌​​ ‍‌‌‍​ ​‍‌‌​ ​‍​ ​‍​‍‌‌​ ‌‌‌​‌​​‍ ‍‌ ‌​‌‍‌‌‌ ‍​‌ ‌​​ ‌‍​‍‌‍​‌‌ ​ ‌‍‌‌‌‌‌‌‌ ​‍‌‍ ​​ ‌‌‍‍​‌ ‌​‌ ‌​‌ ​​‌ ​ ​‍‌‌​ ​ ‌​​‌​‍‌‌​ ​‍‌​‌‍​‍‌‌​ ​‍‌​‌‍‌‍​ ‌‍‍​‌‍‌‌‌‍ ​‌ ​ ‌‍‌‌‌‍​‌‌ ​​‌‍‍‌‌‍‌‌‌ ​‍‌ ​ ​‍ ‍‌ ​ ‌‍​‌‌‍ ‍‌‍‍‌‌ ‌​‌ ‍‌​‍ ‍‌ ​ ‌ ‌​‌ ‌‌‌‍‌​‌‍‍‌‌‍ ​‍‌‍‌‍‍‌‌‍‌​​ ‌‌‍​‍​ ‌‌​ ‍​​ ‍‌​ ​‌​ ‍​‌‍‌‍​ ‍​​‍ ‌‌‍​‌‌‍​ ​ ‍​​ ‌​​‍ ‌​ ‌​​ ‌ ‌‍​‍​ ​‌​‍ ‌​ ‍​​ ​​​ ‌‌‌‍‌​​‍ ‌​ ​​​ ‌ ​ ​‌‌‍‌‍​ ​‌​ ‌‌​ ‍​​ ‍‌​ ‍​​ ‌‌​ ‌‌​ ​​​‍‌‍‌ ‌​‌ ‍‌‌ ​​‌‍‌‌​ ‌‌‍‌‍‌‍​‌‌ ​‌​‍‌‍‌ ​​‌‍​‌‌ ‌​‌‍‍​​ ‌‌ ​‍‌‍‍‌‌‍​ ‌‍‍​‌‌‌​‌‍‌‌‌ ‍​‌ ‌​​‍‌‌​ ‌‌‌​​‍‌‌ ‌‍‍ ‌‍‌‌‌ ‍‌​‍‌‌​ ​ ‌​‌​​‍‌‌​ ​ ‌​‌​​‍‌‌​ ​‍​ ​‍‌‍‌​​ ‌‍​ ​‌​ ‍​​ ​ ​ ‌‌‌‍​ ​ ​​‌‍‌‍​ ‌‍‌‍‌‍‌‍‌‍​‍‌‌​ ​‍​ ​‍​‍‌‌​ ‌‌‌​‌​​‍ ‍‌‍​ ‌‍‍​‌‍‍‌‌‍ ​‌‍‌​‌ ​‍‌‍‌‌‌‍ ‍​‍‌‌​ ‌‌‌​​‍‌‌ ‌‍‍ ‌‍‌‌‌ ‍‌​‍‌‌​ ​ ‌​‌​​‍‌‌​ ​ ‌​‌​​‍‌‌​ ​‍​ ​‍​ ​‌​ ‍​​ ​ ​ ​‌‌‍​‍​ ​‍​ ‌‍​ ‌​‌‍‌​​ ‌​​ ‍‌‌‍​ ​‍‌‌​ ​‍​ ​‍​‍‌‌​ ‌‌‌​‌​​‍ ‍‌ ‌​‌‍‌‌‌ ‍​‌ ‌​​‍‌‍‌ ​​‌‍‌‌‌ ​‍‌ ​ ‌ ​​‌‍‌‌‌‍​ ‌ ‌​‌‍‍‌‌ ‌‍‌‍‌‌​ ‌‌ ​​‌ ‌‌‌‍​‍‌‍ ​‌‍‍‌‌ ​ ‌‍‍​‌‍‌‌‌‍‌​​‍​‍‌ ‌